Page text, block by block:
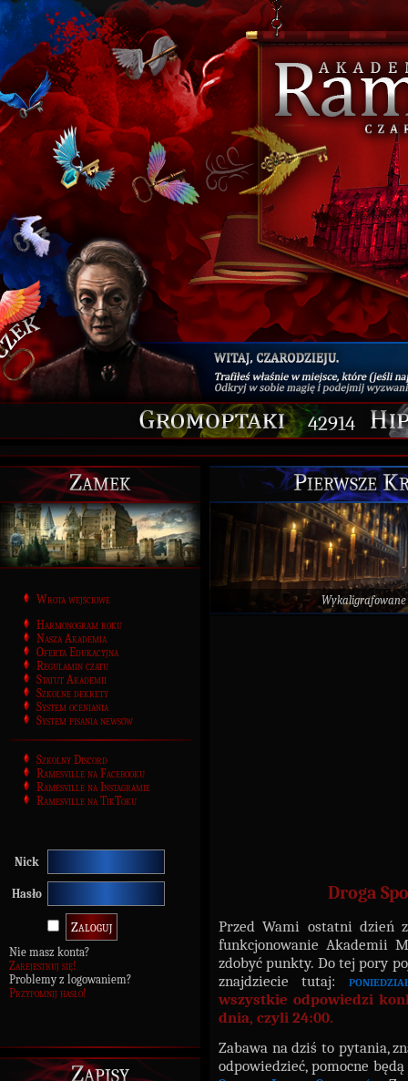
42914
Zamek
Wrota wejściowe
Harmonogram roku
Nasza Akademia
Oferta Edukacyjna
Regulamin czatu
Statut Akademii
Szkolne dekrety
System oceniania
System pisania newsów
Szkolny Discord
Ramesville na Facebooku
Ramesville na Instagramie
Ramesville na TikToku
Nick
Hasło
Nie masz konta?
Zarejestruj się!
Problemy z logowaniem?
Przypomnij hasło!
Zapisy
Pierwsze
Droga
Przed Wami ostatni dzień
funkcjonowanie Akademii
zdobyć punkty. Do tej pory
znajdziecie tutaj:
wszystkie odpowiedzi
dnia, czyli 24:00.
Zabawa na dziś to pytania,
odpowiedzieć, pomocne